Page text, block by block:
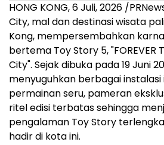
HONG KONG,6 Juli, 2026 /
City, mal dan destinasi wisata
Kong, mempersembahkan
bertema Toy Story 5, "FOREVER
City". Sejak dibuka pada 19 Juni
menyuguhkan berbagai
permainan seru, pameran
ritel edisi terbatas sehingga
pengalaman Toy Story
hadir di kota ini.